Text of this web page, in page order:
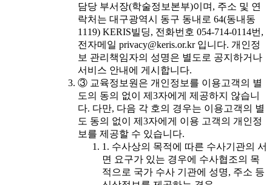
담당 부서장(학술정보본부)이며, 주소 및 연
락처는 대구광역시 동구 동내로 64(동내동
1119) KERIS빌딩, 전화번호 054-714-0114번,
전자메일 privacy@keris.or.kr 입니다. 개인정
보 관리책임자의 성명은 별도로 공지하거나
서비스 안내에 게시합니다.
③ 교육정보원은 개인정보를 이용고객의 별
도의 동의 없이 제3자에게 제공하지 않습니
다. 다만, 다음 각 호의 경우는 이용고객의 별
도 동의 없이 제3자에게 이용 고객의 개인정
보를 제공할 수 있습니다.
1. 수사상의 목적에 따른 수사기관의 서
면 요구가 있는 경우에 수사협조의 목
적으로 국가 수사 기관에 성명, 주소 등